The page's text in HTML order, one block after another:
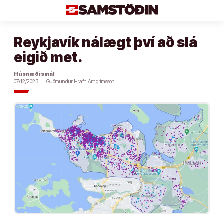
Reykjavík nálægt því að slá
eigið met.
Húsnæðismál
07/12/2023
Guðmundur Hrafn Arngrímsson